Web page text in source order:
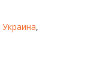
Украина,